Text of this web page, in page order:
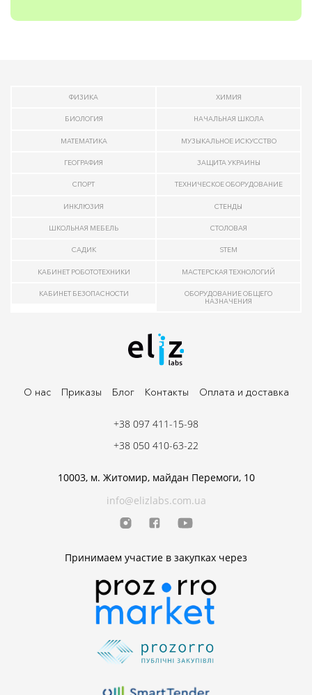
ФИЗИКА ХИМИЯ
БИОЛОГИЯ НАЧАЛЬНАЯ ШКОЛА
МАТЕМАТИКА МУЗЫКАЛЬНОЕ ИСКУССТВО
ГЕОГРАФИЯ ЗАЩИТА УКРАИНЫ
СПОРТ ТЕХНИЧЕСКОЕ ОБОРУДОВАНИЕ
ИНКЛЮЗИЯ СТЕНДЫ
ШКОЛЬНАЯ МЕБЕЛЬ СТОЛОВАЯ
САДИК STEM
КАБИНЕТ РОБОТОТЕХНИКИ МАСТЕРСКАЯ ТЕХНОЛОГИЙ
КАБИНЕТ БЕЗОПАСНОСТИ
ОБОРУДОВАНИЕ ОБЩЕГО
НАЗНАЧЕНИЯ
О нас Приказы Блог Контакты Оплата и доставка
10003, м. Житомир, майдан Перемоги, 10
info@elizlabs.com.ua
Принимаем участие в закупках через
+38 097 411-15-98
+38 050 410-63-22